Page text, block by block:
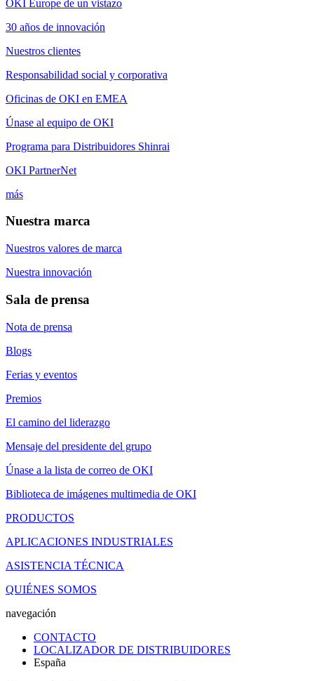
OKI Europe de un vistazo
30 años de innovación
Nuestros clientes
Responsabilidad social y corporativa
Oficinas de OKI en EMEA
Únase al equipo de OKI
Programa para Distribuidores Shinrai
OKI PartnerNet
más
Nuestra marca
Nuestros valores de marca
Nuestra innovación
Sala de prensa
Nota de prensa
Blogs
Ferias y eventos
Premios
El camino del liderazgo
Mensaje del presidente del grupo
Únase a la lista de correo de OKI
Biblioteca de imágenes multimedia de OKI
PRODUCTOS
APLICACIONES INDUSTRIALES
ASISTENCIA TÉCNICA
QUIÉNES SOMOS
navegación
CONTACTO
LOCALIZADOR DE DISTRIBUIDORES
España